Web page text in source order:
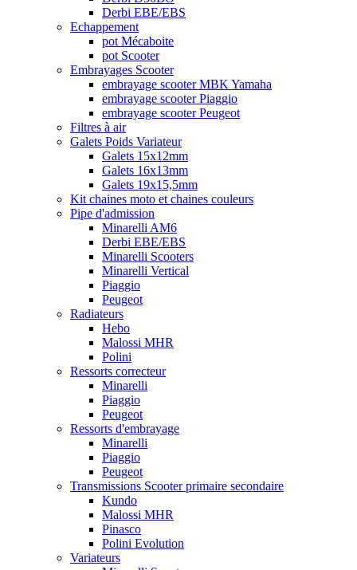
Derbi EBE/EBS
Echappement
pot Mécaboite
pot Scooter
Embrayages Scooter
embrayage scooter MBK Yamaha
embrayage scooter Piaggio
embrayage scooter Peugeot
Filtres à air
Galets Poids Variateur
Galets 15x12mm
Galets 16x13mm
Galets 19x15,5mm
Kit chaines moto et chaines couleurs
Pipe d'admission
Minarelli AM6
Derbi EBE/EBS
Minarelli Scooters
Minarelli Vertical
Piaggio
Peugeot
Radiateurs
Hebo
Malossi MHR
Polini
Ressorts correcteur
Minarelli
Piaggio
Peugeot
Ressorts d'embrayage
Minarelli
Piaggio
Peugeot
Transmissions Scooter primaire secondaire
Kundo
Malossi MHR
Pinasco
Polini Evolution
Variateurs